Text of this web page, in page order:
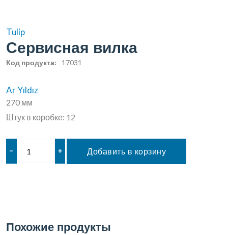
Tulip
Сервисная вилка
Код продукта: 17031
Ar Yıldız
270 мм
Штук в коробке: 12
– + Добавить в корзину
Похожие продукты